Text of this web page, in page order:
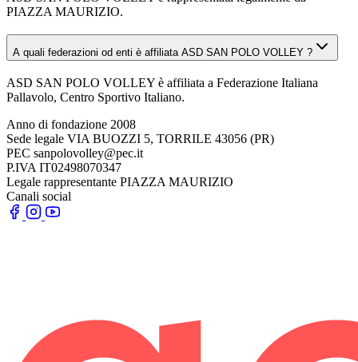
PIAZZA MAURIZIO.
A quali federazioni od enti è affiliata ASD SAN POLO VOLLEY ?
ASD SAN POLO VOLLEY è affiliata a Federazione Italiana
Pallavolo, Centro Sportivo Italiano.
Anno di fondazione 2008
Sede legale VIA BUOZZI 5, TORRILE 43056 (PR)
PEC sanpolovolley@pec.it
P.IVA IT02498070347
Legale rappresentante PIAZZA MAURIZIO
Canali social